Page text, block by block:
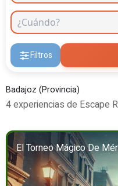
Filtros
Badajoz (Provincia)
4 experiencias de Escape
El Torneo Mágico De